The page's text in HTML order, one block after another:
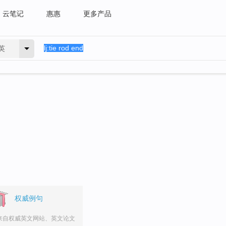
云笔记 惠惠 更多产品
权威例句
自权威英文网站、英文论文